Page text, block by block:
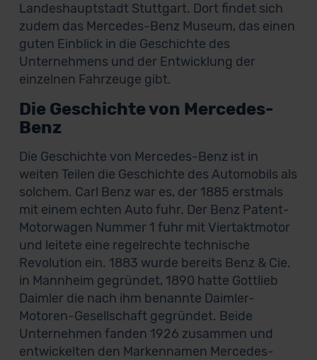
Landeshauptstadt Stuttgart. Dort findet sich
zudem das Mercedes-Benz Museum, das einen
guten Einblick in die Geschichte des
Unternehmens und der Entwicklung der
einzelnen Fahrzeuge gibt.
Die Geschichte von Mercedes-
Benz
Die Geschichte von Mercedes-Benz ist in
weiten Teilen die Geschichte des Automobils als
solchem. Carl Benz war es, der 1885 erstmals
mit einem echten Auto fuhr. Der Benz Patent-
Motorwagen Nummer 1 fuhr mit Viertaktmotor
und leitete eine regelrechte technische
Revolution ein. 1883 wurde bereits Benz & Cie.
in Mannheim gegründet, 1890 hatte Gottlieb
Daimler die nach ihm benannte Daimler-
Motoren-Gesellschaft gegründet. Beide
Unternehmen fanden 1926 zusammen und
entwickelten den Markennamen Mercedes-